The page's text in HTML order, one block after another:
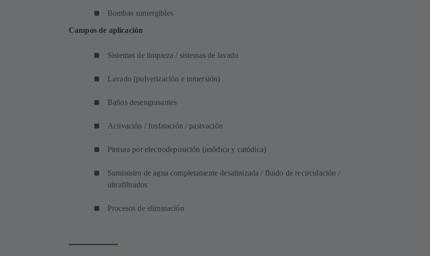
Bombas sumergibles
Campos de aplicación
Sistemas de limpieza / sistemas de lavado
Lavado (pulverización e inmersión)
Baños desengrasantes
Activación / fosfatación / pasivación
Pintura por electrodeposición (anódica y catódica)
Suministro de agua completamente desalinizada / fluido de recirculación /
ultrafiltrados
Procesos de eliminación